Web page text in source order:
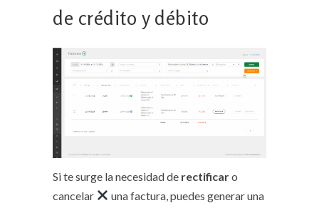
de crédito y débito
Si te surge la necesidad de rectificaro
cancelar
una factura, puedes generar una